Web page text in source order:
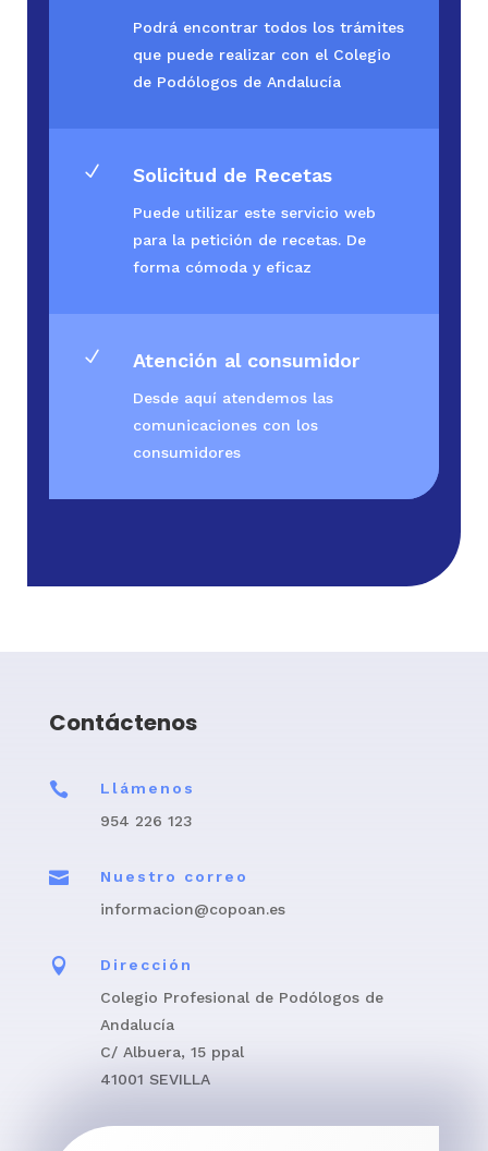
Podrá encontrar todos los trámites
que puede realizar con el Colegio
de Podólogos de Andalucía
N Solicitud de Recetas
Puede utilizar este servicio web
para la petición de recetas. De
forma cómoda y eficaz
N Atención al consumidor
Desde aquí atendemos las
comunicaciones con los
consumidores
Contáctenos

Llámenos
954 226 123

Nuestro correo
informacion@copoan.es

Dirección
Colegio Profesional de Podólogos de
Andalucía
C/ Albuera, 15 ppal
41001 SEVILLA